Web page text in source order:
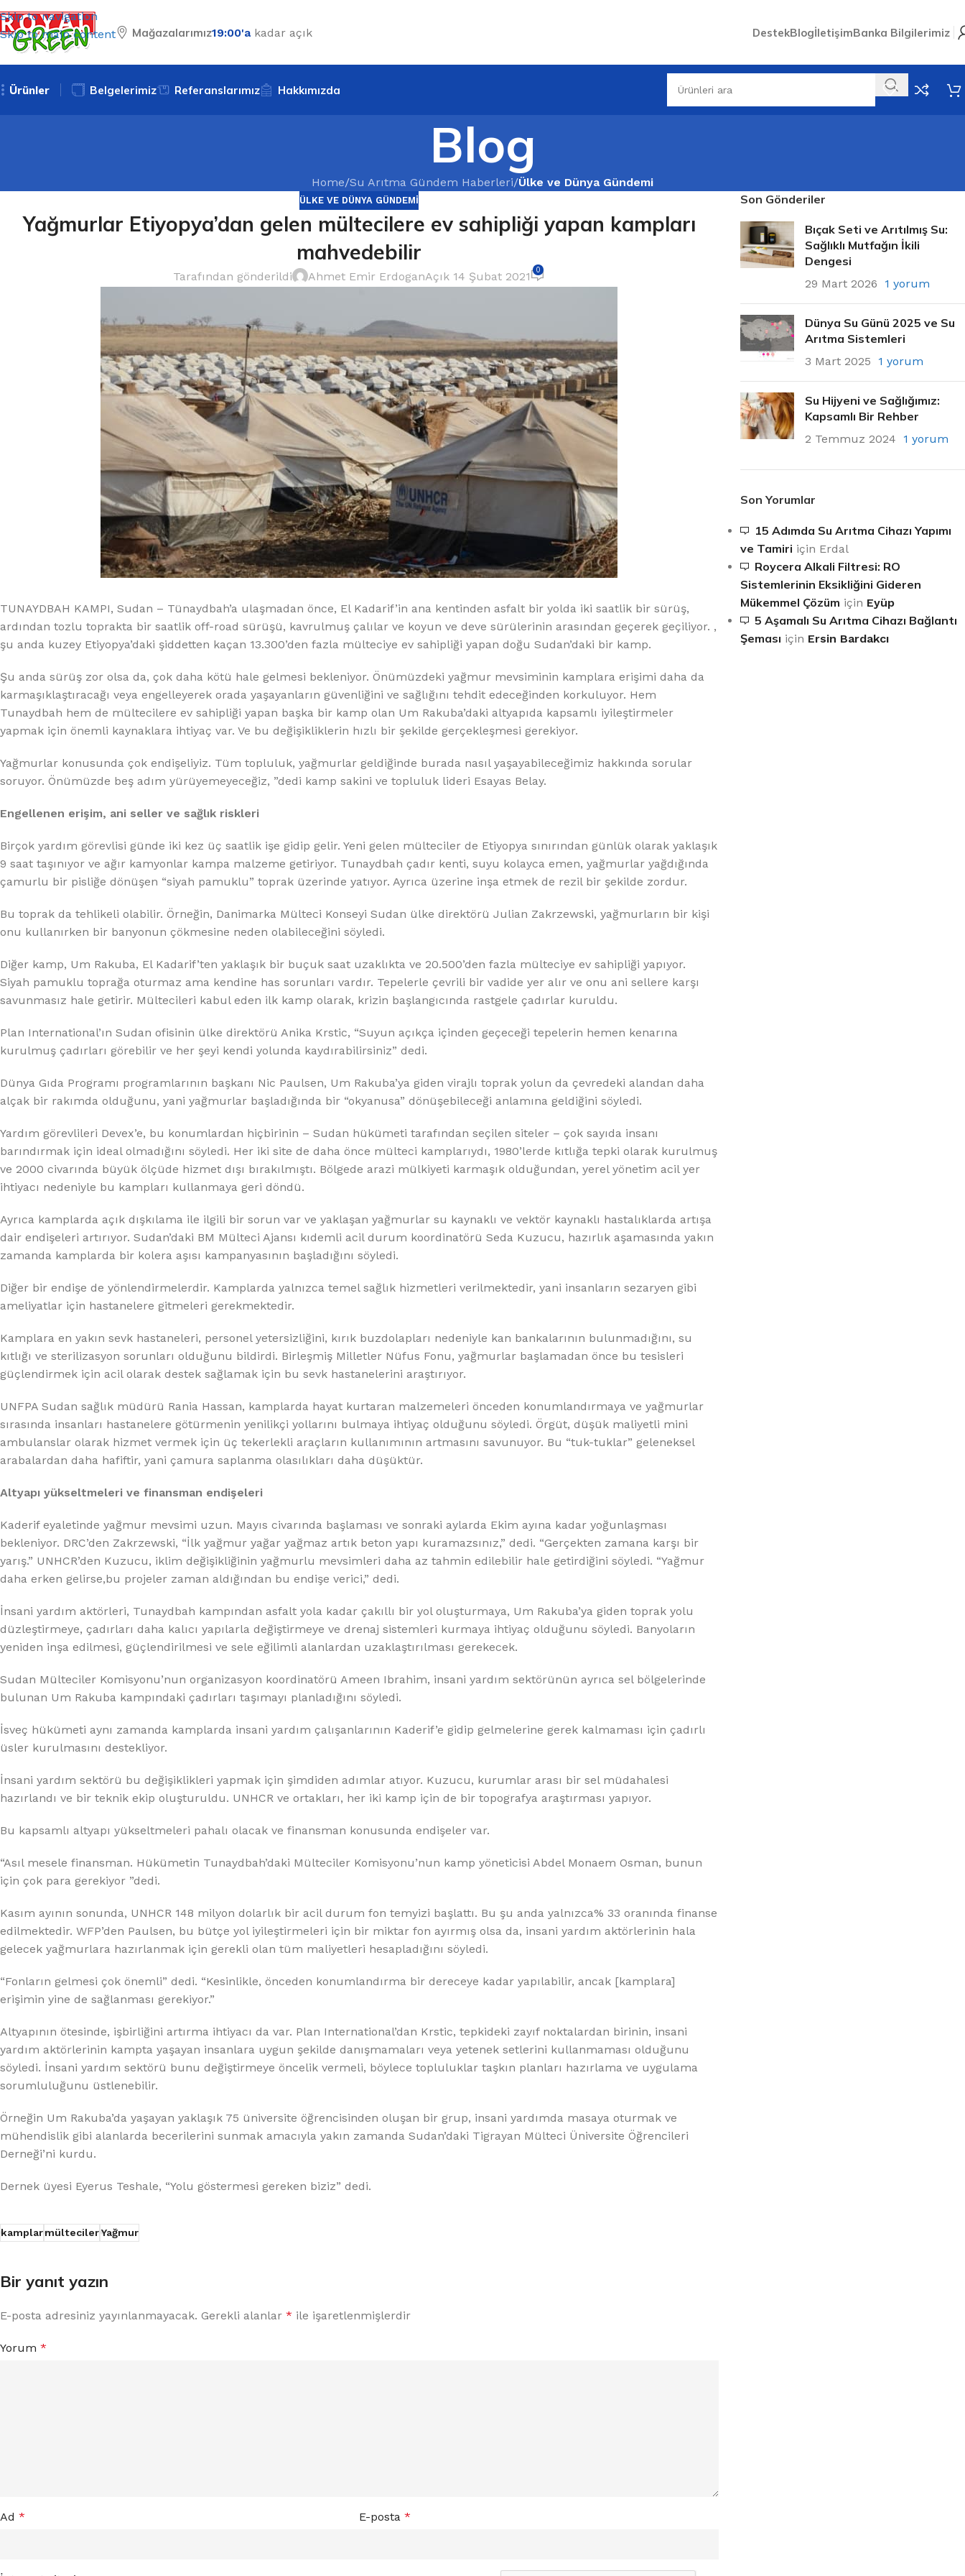
Skip to navigation
Skip to main content
Mağazalarımız19:00'a kadar açık DestekBlogİletişimBanka Bilgilerimiz
Ürünler
Satınal
%10 INDIRIM
Satınal
%10 INDIRIM %10 INDIRIM
Belgelerimiz Referanslarımız Hakkımızda
Blog
Home/Su Arıtma Gündem Haberleri/Ülke ve Dünya Gündemi
ÜLKE VE DÜNYA GÜNDEMI
Yağmurlar Etiyopya’dan gelen mültecilere ev sahipliği yapan kampları
mahvedebilir
Tarafından gönderildi Ahmet Emir ErdoganAçık 14 Şubat 2021 0
TUNAYDBAH KAMPI, Sudan – Tünaydbah’a ulaşmadan önce, El Kadarif’in ana kentinden asfalt bir yolda iki saatlik bir sürüş,
ardından tozlu toprakta bir saatlik off-road sürüşü, kavrulmuş çalılar ve koyun ve deve sürülerinin arasından geçerek geçiliyor. ,
şu anda kuzey Etiyopya’daki şiddetten kaçan 13.300’den fazla mülteciye ev sahipliği yapan doğu Sudan’daki bir kamp.
Şu anda sürüş zor olsa da, çok daha kötü hale gelmesi bekleniyor. Önümüzdeki yağmur mevsiminin kamplara erişimi daha da
karmaşıklaştıracağı veya engelleyerek orada yaşayanların güvenliğini ve sağlığını tehdit edeceğinden korkuluyor. Hem
Tunaydbah hem de mültecilere ev sahipliği yapan başka bir kamp olan Um Rakuba’daki altyapıda kapsamlı iyileştirmeler
yapmak için önemli kaynaklara ihtiyaç var. Ve bu değişikliklerin hızlı bir şekilde gerçekleşmesi gerekiyor.
Yağmurlar konusunda çok endişeliyiz. Tüm topluluk, yağmurlar geldiğinde burada nasıl yaşayabileceğimiz hakkında sorular
soruyor. Önümüzde beş adım yürüyemeyeceğiz, ”dedi kamp sakini ve topluluk lideri Esayas Belay.
Engellenen erişim, ani seller ve sağlık riskleri
Birçok yardım görevlisi günde iki kez üç saatlik işe gidip gelir. Yeni gelen mülteciler de Etiyopya sınırından günlük olarak yaklaşık
9 saat taşınıyor ve ağır kamyonlar kampa malzeme getiriyor. Tunaydbah çadır kenti, suyu kolayca emen, yağmurlar yağdığında
çamurlu bir pisliğe dönüşen “siyah pamuklu” toprak üzerinde yatıyor. Ayrıca üzerine inşa etmek de rezil bir şekilde zordur.
Bu toprak da tehlikeli olabilir. Örneğin, Danimarka Mülteci Konseyi Sudan ülke direktörü Julian Zakrzewski, yağmurların bir kişi
onu kullanırken bir banyonun çökmesine neden olabileceğini söyledi.
Diğer kamp, ​​Um Rakuba, El Kadarif’ten yaklaşık bir buçuk saat uzaklıkta ve 20.500’den fazla mülteciye ev sahipliği yapıyor.
Siyah pamuklu toprağa oturmaz ama kendine has sorunları vardır. Tepelerle çevrili bir vadide yer alır ve onu ani sellere karşı
savunmasız hale getirir. Mültecileri kabul eden ilk kamp olarak, krizin başlangıcında rastgele çadırlar kuruldu.
Plan International’ın Sudan ofisinin ülke direktörü Anika Krstic, “Suyun açıkça içinden geçeceği tepelerin hemen kenarına
kurulmuş çadırları görebilir ve her şeyi kendi yolunda kaydırabilirsiniz” dedi.
Dünya Gıda Programı programlarının başkanı Nic Paulsen, Um Rakuba’ya giden virajlı toprak yolun da çevredeki alandan daha
alçak bir rakımda olduğunu, yani yağmurlar başladığında bir “okyanusa” dönüşebileceği anlamına geldiğini söyledi.
Yardım görevlileri Devex’e, bu konumlardan hiçbirinin – Sudan hükümeti tarafından seçilen siteler – çok sayıda insanı
barındırmak için ideal olmadığını söyledi. Her iki site de daha önce mülteci kamplarıydı, 1980’lerde kıtlığa tepki olarak kurulmuş
ve 2000 civarında büyük ölçüde hizmet dışı bırakılmıştı. Bölgede arazi mülkiyeti karmaşık olduğundan, yerel yönetim acil yer
ihtiyacı nedeniyle bu kampları kullanmaya geri döndü.
Ayrıca kamplarda açık dışkılama ile ilgili bir sorun var ve yaklaşan yağmurlar su kaynaklı ve vektör kaynaklı hastalıklarda artışa
dair endişeleri artırıyor. Sudan’daki BM Mülteci Ajansı kıdemli acil durum koordinatörü Seda Kuzucu, hazırlık aşamasında yakın
zamanda kamplarda bir kolera aşısı kampanyasının başladığını söyledi.
Diğer bir endişe de yönlendirmelerdir. Kamplarda yalnızca temel sağlık hizmetleri verilmektedir, yani insanların sezaryen gibi
ameliyatlar için hastanelere gitmeleri gerekmektedir.
Kamplara en yakın sevk hastaneleri, personel yetersizliğini, kırık buzdolapları nedeniyle kan bankalarının bulunmadığını, su
kıtlığı ve sterilizasyon sorunları olduğunu bildirdi. Birleşmiş Milletler Nüfus Fonu, yağmurlar başlamadan önce bu tesisleri
güçlendirmek için acil olarak destek sağlamak için bu sevk hastanelerini araştırıyor.
UNFPA Sudan sağlık müdürü Rania Hassan, kamplarda hayat kurtaran malzemeleri önceden konumlandırmaya ve yağmurlar
sırasında insanları hastanelere götürmenin yenilikçi yollarını bulmaya ihtiyaç olduğunu söyledi. Örgüt, düşük maliyetli mini
ambulanslar olarak hizmet vermek için üç tekerlekli araçların kullanımının artmasını savunuyor. Bu “tuk-tuklar” geleneksel
arabalardan daha hafiftir, yani çamura saplanma olasılıkları daha düşüktür.
Altyapı yükseltmeleri ve finansman endişeleri
Kaderif eyaletinde yağmur mevsimi uzun. Mayıs civarında başlaması ve sonraki aylarda Ekim ayına kadar yoğunlaşması
bekleniyor. DRC’den Zakrzewski, “İlk yağmur yağar yağmaz artık beton yapı kuramazsınız,” dedi. “Gerçekten zamana karşı bir
yarış.” UNHCR’den Kuzucu, iklim değişikliğinin yağmurlu mevsimleri daha az tahmin edilebilir hale getirdiğini söyledi. “Yağmur
daha erken gelirse,bu projeler zaman aldığından bu endişe verici,” dedi.
İnsani yardım aktörleri, Tunaydbah kampından asfalt yola kadar çakıllı bir yol oluşturmaya, Um Rakuba’ya giden toprak yolu
düzleştirmeye, çadırları daha kalıcı yapılarla değiştirmeye ve drenaj sistemleri kurmaya ihtiyaç olduğunu söyledi. Banyoların
yeniden inşa edilmesi, güçlendirilmesi ve sele eğilimli alanlardan uzaklaştırılması gerekecek.
Sudan Mülteciler Komisyonu’nun organizasyon koordinatörü Ameen Ibrahim, insani yardım sektörünün ayrıca sel bölgelerinde
bulunan Um Rakuba kampındaki çadırları taşımayı planladığını söyledi.
İsveç hükümeti aynı zamanda kamplarda insani yardım çalışanlarının Kaderif’e gidip gelmelerine gerek kalmaması için çadırlı
üsler kurulmasını destekliyor.
İnsani yardım sektörü bu değişiklikleri yapmak için şimdiden adımlar atıyor. Kuzucu, kurumlar arası bir sel müdahalesi
hazırlandı ve bir teknik ekip oluşturuldu. UNHCR ve ortakları, her iki kamp için de bir topografya araştırması yapıyor.
Bu kapsamlı altyapı yükseltmeleri pahalı olacak ve finansman konusunda endişeler var.
“Asıl mesele finansman. Hükümetin Tunaydbah’daki Mülteciler Komisyonu’nun kamp yöneticisi Abdel Monaem Osman, bunun
için çok para gerekiyor ”dedi.
Kasım ayının sonunda, UNHCR 148 milyon dolarlık bir acil durum fon temyizi başlattı. Bu şu anda yalnızca% 33 oranında finanse
edilmektedir. WFP’den Paulsen, bu bütçe yol iyileştirmeleri için bir miktar fon ayırmış olsa da, insani yardım aktörlerinin hala
gelecek yağmurlara hazırlanmak için gerekli olan tüm maliyetleri hesapladığını söyledi.
“Fonların gelmesi çok önemli” dedi. “Kesinlikle, önceden konumlandırma bir dereceye kadar yapılabilir, ancak [kamplara]
erişimin yine de sağlanması gerekiyor.”
Altyapının ötesinde, işbirliğini artırma ihtiyacı da var. Plan International’dan Krstic, tepkideki zayıf noktalardan birinin, insani
yardım aktörlerinin kampta yaşayan insanlara uygun şekilde danışmamaları veya yetenek setlerini kullanmaması olduğunu
söyledi. İnsani yardım sektörü bunu değiştirmeye öncelik vermeli, böylece topluluklar taşkın planları hazırlama ve uygulama
sorumluluğunu üstlenebilir.
Örneğin Um Rakuba’da yaşayan yaklaşık 75 üniversite öğrencisinden oluşan bir grup, insani yardımda masaya oturmak ve
mühendislik gibi alanlarda becerilerini sunmak amacıyla yakın zamanda Sudan’daki Tigrayan Mülteci Üniversite Öğrencileri
Derneği’ni kurdu.
Dernek üyesi Eyerus Teshale, “Yolu göstermesi gereken biziz” dedi.
kamplarmültecilerYağmur
Bir yanıt yazın
E-posta adresiniz yayınlanmayacak. Gerekli alanlar * ile işaretlenmişlerdir
Yorum *
Ad * E-posta*
Son Gönderiler
Bıçak Seti ve Arıtılmış Su:
Sağlıklı Mutfağın İkili
Dengesi
29 Mart 2026 1 yorum
Dünya Su Günü 2025 ve Su
Arıtma Sistemleri
3 Mart 2025 1 yorum
Su Hijyeni ve Sağlığımız:
Kapsamlı Bir Rehber
2 Temmuz 2024 1 yorum
Son Yorumlar
15 Adımda Su Arıtma Cihazı Yapımı
ve Tamiri için Erdal
Roycera Alkali Filtresi: RO
Sistemlerinin Eksikliğini Gideren
Mükemmel Çözüm için Eyüp
5 Aşamalı Su Arıtma Cihazı Bağlantı
Şeması için Ersin Bardakcı